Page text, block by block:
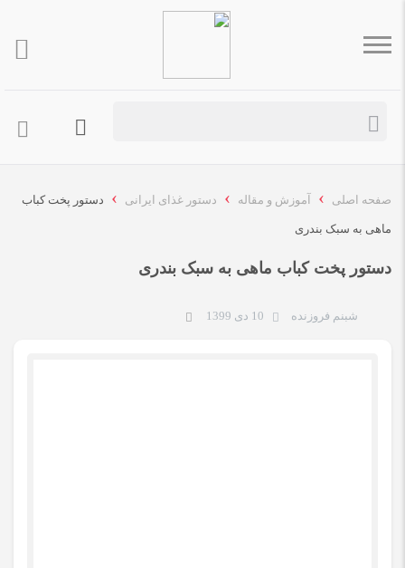
صفحه اصلی › آموزش و مقاله › دستور غذای ایرانی › دستور پخت کباب
ماهی به سبک بندری
دستور پخت کباب ماهی به سبک بندری
شبنم فروزنده 10 دی 1399